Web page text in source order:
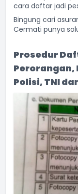
cara daftar jadi
Bingung cari
Cermati punya
Prosedur
Perorangan,
Polisi, TNI